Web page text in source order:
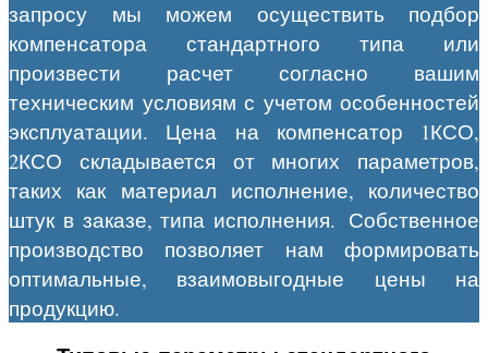
запросу мы можем осуществить подбор
компенсатора стандартного типа или
произвести расчет согласно вашим
техническим условиям с учетом особенностей
эксплуатации. Цена на компенсатор 1КСО,
2КСО складывается от многих параметров,
таких как материал исполнение, количество
штук в заказе, типа исполнения.
.Собственное
производство позволяет нам формировать
оптимальные, взаимовыгодные цены на
продукцию.